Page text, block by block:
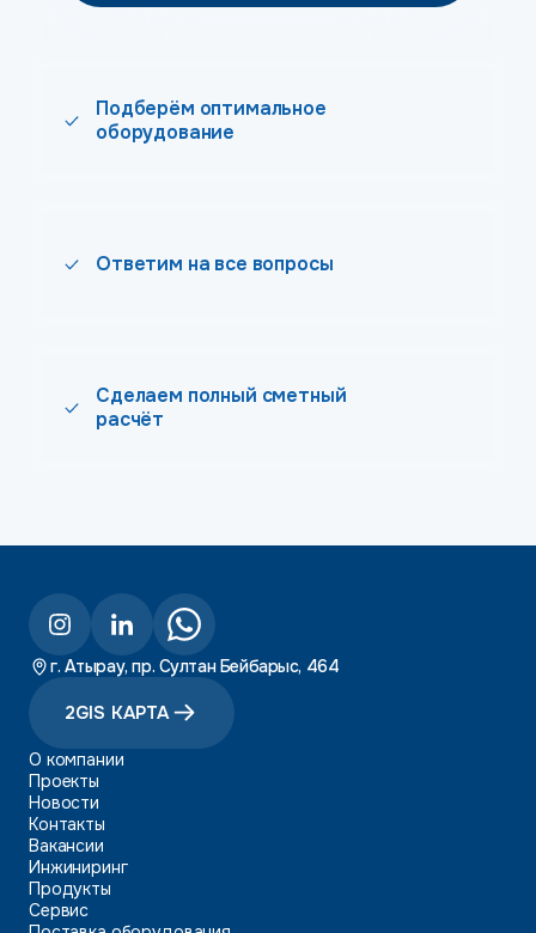
Подберём оптимальное
оборудование
Ответим на все вопросы
Сделаем полный сметный
расчёт
г. Атырау, пр. Султан Бейбарыс, 464
2GIS КАРТА
О компании
Проекты
Новости
Контакты
Вакансии
Инжиниринг
Продукты
Сервис